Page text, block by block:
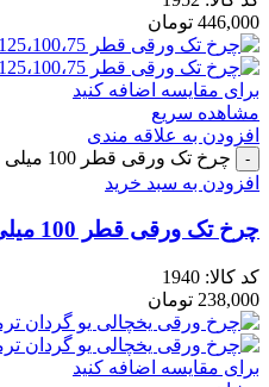
446,000 تومان
برای مقایسه اضافه کنید
مشاهده سریع
افزودن به علاقه مندی
چرخ تک ورقی قطر 100 میلی متر عدد
افزودن به سبد خرید
چرخ تک ورقی قطر 100 میلی متر
کد کالا: 1940
238,000 تومان
برای مقایسه اضافه کنید